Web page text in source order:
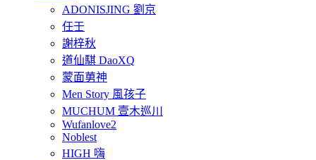
ADONISJING 劉京
任壬
謝梓秋
道仙騏 DaoXQ
蒙面莮神
Men Story 風孩子
MUCHUM 壹木巡川
Wufanlove2
Noblest
HIGH 嗨